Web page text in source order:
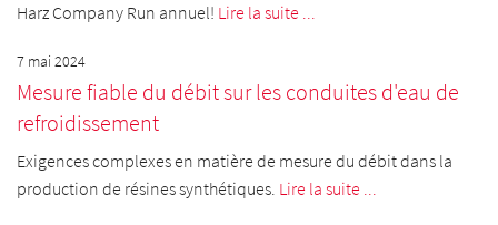
Harz Company Run annuel! Lire la suite ...
7 mai 2024
Mesure fiable du débit sur les conduites d'eau de
refroidissement
Exigences complexes en matière de mesure du débit dans la
production de résines synthétiques. Lire la suite ...